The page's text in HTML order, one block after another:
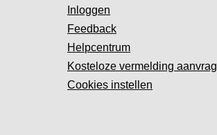
Inloggen
Feedback
Helpcentrum
Kosteloze vermelding
Cookies instellen